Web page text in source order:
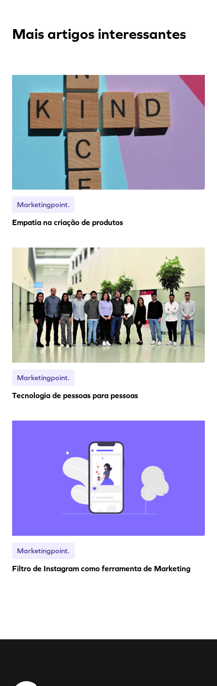
Mais artigos interessantes
Marketingpoint.
Empatia na criação de produtos
Marketingpoint.
Tecnologia de pessoas para pessoas
Marketingpoint.
Filtro de Instagram como ferramenta de Marketing